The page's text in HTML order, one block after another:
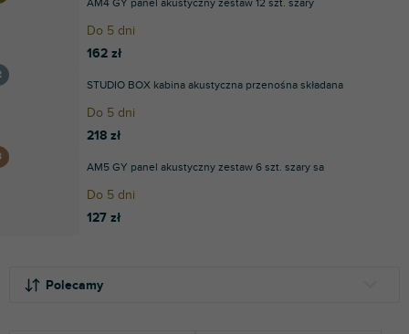
AM4 GY panel akustyczny zestaw 12 szt. szary
Do 5 dni
162 zł
STUDIO BOX kabina akustyczna przenośna składana
Do 5 dni
218 zł
AM5 GY panel akustyczny zestaw 6 szt. szary sa
Do 5 dni
127 zł
Polecamy